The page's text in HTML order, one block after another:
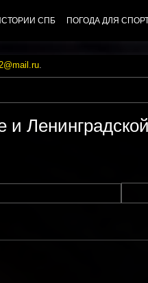
СПБ ПОГОДА ДЛЯ
.
и